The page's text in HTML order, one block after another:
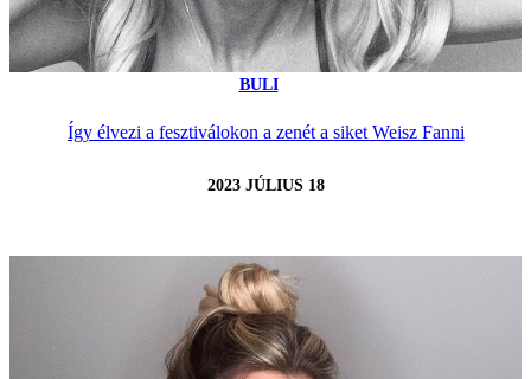
BULI
Így élvezi a fesztiválokon a zenét a siket Weisz Fanni
2023 JÚLIUS 18